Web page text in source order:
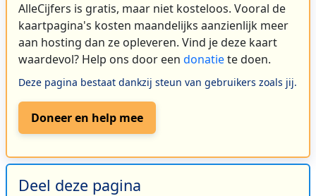
AlleCijfers is gratis, maar niet kosteloos. Vooral de
kaartpagina's kosten maandelijks aanzienlijk meer
aan hosting dan ze opleveren. Vind je deze kaart
waardevol? Help ons door een donatiete doen.
Deze pagina bestaat dankzij steun van gebruikers zoals jij.
Doneer en help mee
Deel deze pagina